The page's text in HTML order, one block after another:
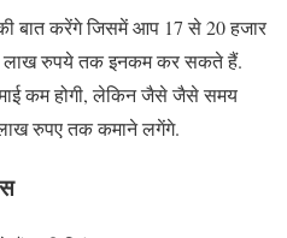
बात करेंगे जिसमें आप 17 से 20 हजार
लाख रुपये तक इनकम कर सकते हैं.
कम होगी, लेकिन जैसे जैसे समय
रुपए तक कमाने लगेंगे.